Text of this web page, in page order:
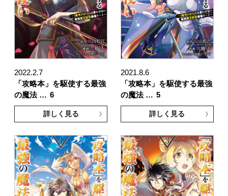
2022.2.7
「攻略本」を駆使する最強
の魔法 … 6
詳しく見る
2021.8.6
「攻略本」を駆使する最強
の魔法 … 5
詳しく見る